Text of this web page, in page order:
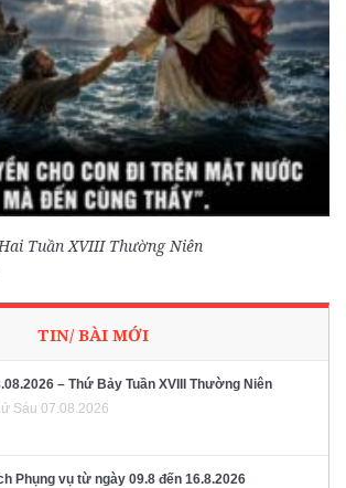
Tuần XVIII Thường Niên
TIN/ BÀI MỚI
– Thứ Bảy Tuần XVIII Thường Niên
Sáu 07.08.2026
Phụng vụ từ ngày 09.8 đến 16.8.2026